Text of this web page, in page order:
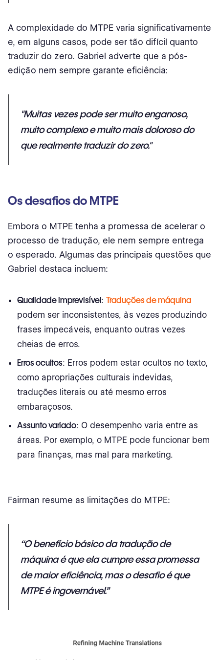
A complexidade do MTPE varia significativamente
e, em alguns casos, pode ser tão difícil quanto
traduzir do zero. Gabriel adverte que a pós-
edição nem sempre garante eficiência:
"Muitas vezes pode ser muito enganoso,
muito complexo e muito mais doloroso do
que realmente traduzir do zero."
Os desafios do MTPE
Embora o MTPE tenha a promessa de acelerar o
processo de tradução, ele nem sempre entrega
o esperado. Algumas das principais questões que
Gabriel destaca incluem:
Qualidade imprevisível:Traduções de máquina
podem ser inconsistentes, às vezes produzindo
frases impecáveis, enquanto outras vezes
cheias de erros.
Erros ocultos: Erros podem estar ocultos no texto,
como apropriações culturais indevidas,
traduções literais ou até mesmo erros
embaraçosos.
Assunto variado: O desempenho varia entre as
áreas. Por exemplo, o MTPE pode funcionar bem
para finanças, mas mal para marketing.
Fairman resume as limitações do MTPE:
“O benefício básico datradução de
máquinaé que ela cumpre essa promessa
de maior eficiência, mas o desafio é que
MTPE é ingovernável.”